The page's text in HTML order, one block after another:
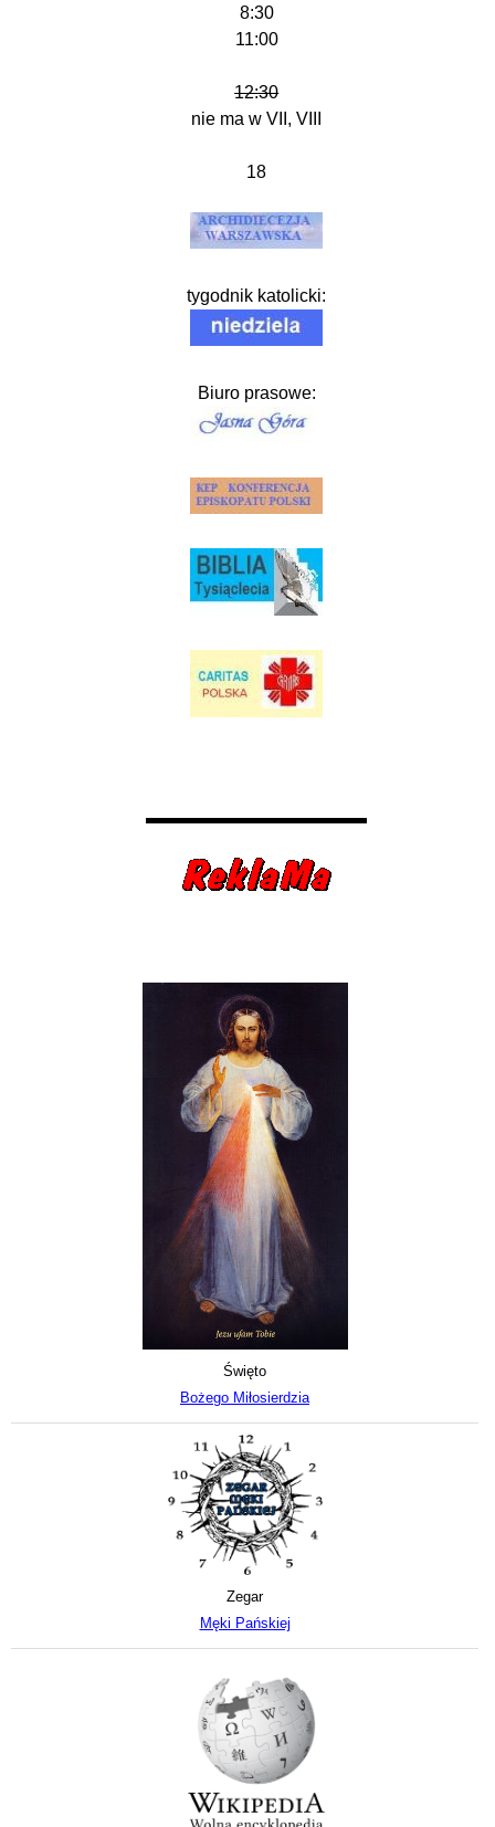
8:30
11:00
12:30
nie ma w VII, VIII
18
tygodnik katolicki:
Biuro prasowe:
Święto
Bożego Miłosierdzia
Zegar
Męki Pańskiej